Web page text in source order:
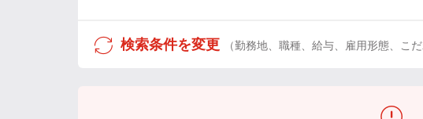
検索条件を変更 （勤務地、職種、給与、雇用形態、こ